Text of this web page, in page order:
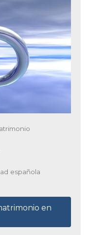
española
en